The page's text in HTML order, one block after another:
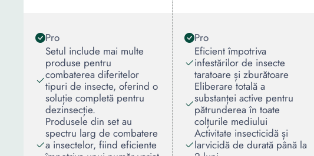
Pro
Setul include mai multe
produse pentru
combaterea diferitelor
tipuri de insecte, oferind o
soluție completă pentru
dezinsecție.
Produsele din set au
spectru larg de combatere
a insectelor, fiind eficiente
Pro
Eficient împotriva
infestărilor de insecte
taratoare și zburătoare
Eliberare totală a
substanței active pentru
pătrunderea în toate
colțurile mediului
Activitate insecticidă și
larvicidă de durată până la